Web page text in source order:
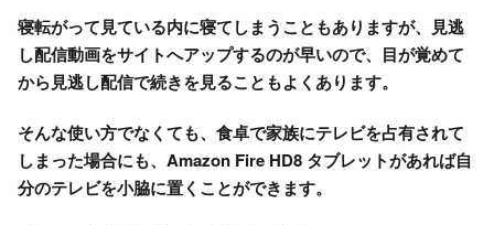
寝転がって見ている内に寝てしまうこともありますが、見逃
し配信動画をサイトへアップするのが早いので、目が覚めて
から見逃し配信で続きを見ることもよくあります。
そんな使い方でなくても、食卓で家族にテレビを占有されて
しまった場合にも、Amazon Fire HD8 タブレットがあれば自
分のテレビを小脇に置くことができます。